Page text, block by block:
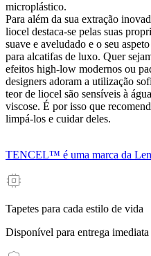
microplástico.
Para além da sua extração
liocel destaca-se pelas suas
suave e aveludado e o seu
para alcatifas de luxo. Quer
efeitos high-low modernos ou
designers adoram a utilização
teor de liocel são sensíveis à
viscose. É por isso que
limpá-los e cuidar deles.
TENCEL™ é uma marca da
Tapetes para cada estilo de vida
Disponível para entrega imediata